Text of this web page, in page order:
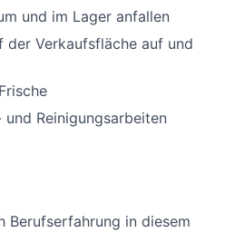
und im Lager anfallen
der Verkaufsfläche auf und
Reinigungsarbeiten
Berufserfahrung in diesem